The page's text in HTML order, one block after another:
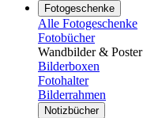
Fotogeschenke
Alle Fotogeschenke
Fotobücher
Wandbilder & Poster
Bilderboxen
Fotohalter
Bilderrahmen
Notizbücher